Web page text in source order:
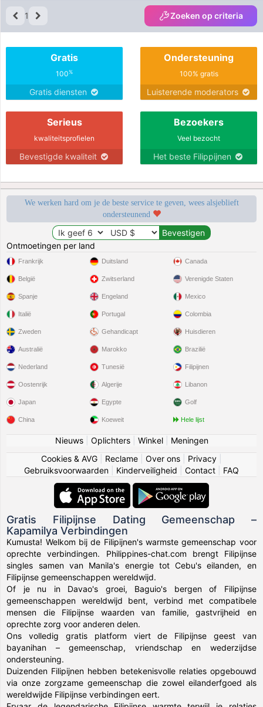
1 Zoeken op criteria
Gratis
100%
Gratis diensten
Ondersteuning
100% gratis
Luisterende moderators
Serieus
kwaliteitsprofielen
Bevestigde kwaliteit
Bezoekers
Veel bezocht
Het beste Filippijnen
We werken hard om je de beste service te geven, wees alsjeblieft
ondersteunend
Ontmoetingen per land
Frankrijk
België
Spanje
Italië
Zweden
Duitsland
Zwitserland
Engeland
Portugal
Gehandicapt
Canada
Verenigde Staten
Mexico
Colombia
Huisdieren
Australië
Nederland
Oostenrijk
Japan
China
Marokko
Tunesië
Algerije
Egypte
Koeweit
Brazilië
Filipijnen
Libanon
Golf
Hele lijst
Nieuws| Oplichters| Winkel| Meningen
Cookies & AVG
Reclame Over ons Privacy
Gebruiksvoorwaarden
Kinderveiligheid Contact FAQ
Gratis Filipijnse Dating Gemeenschap –
Kapamilya Verbindingen
Kumusta! Welkom bij de Filipijnen's warmste gemeenschap voor
oprechte verbindingen. Philippines-chat.com brengt Filipijnse
singles samen van Manila's energie tot Cebu's eilanden, en
Filipijnse gemeenschappen wereldwijd.
Of je nu in Davao's groei, Baguio's bergen of Filipijnse
gemeenschappen wereldwijd bent, verbind met compatibele
mensen die Filipijnse waarden van familie, gastvrijheid en
oprechte zorg voor anderen delen.
Ons volledig gratis platform viert de Filipijnse geest van
bayanihan – gemeenschap, vriendschap en wederzijdse
ondersteuning.
Duizenden Filipijnen hebben betekenisvolle relaties opgebouwd
via onze zorgzame gemeenschap die zowel eilanderfgoed als
wereldwijde Filipijnse verbindingen eert.